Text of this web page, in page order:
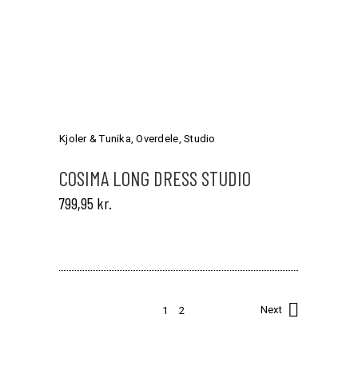
varianter.
Mulighederne
kan
Kjoler & Tunika,Overdele,Studio
COSIMA LONG DRESS STUDIO
799,95 kr.
1 2